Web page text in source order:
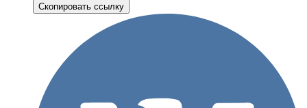
Скопировать ссылку